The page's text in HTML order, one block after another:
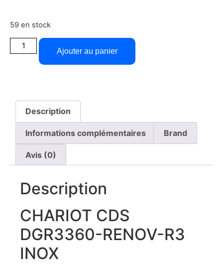
59 en stock
Ajouter au panier
Description
Informations complémentaires Brand
Avis (0)
Description
CHARIOT CDS
DGR3360-RENOV-R3
INOX